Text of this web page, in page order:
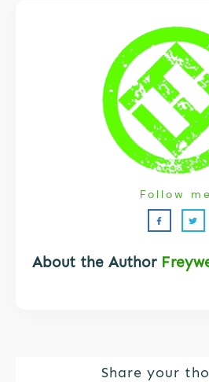
About the Author
Follow me
Share your